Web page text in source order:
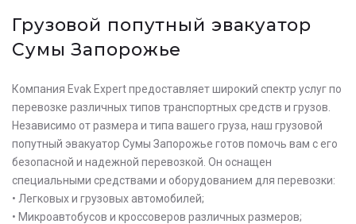
Грузовой попутный эвакуатор
Сумы Запорожье
Компания Evak Expert предоставляет широкий спектр услуг по
перевозке различных типов транспортных средств и грузов.
Независимо от размера и типа вашего груза, наш грузовой
попутный эвакуатор Сумы Запорожье готов помочь вам с его
безопасной и надежной перевозкой. Он оснащен
специальными средствами и оборудованием для перевозки:
• Легковых и грузовых автомобилей;
• Микроавтобусов и кроссоверов различных размеров;